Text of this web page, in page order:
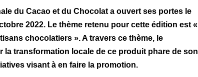
du Cacao et du Chocolat a ouvert ses portes le
2022. Le thème retenu pour cette édition est «
chocolatiers ». A travers ce thème, le
transformation locale de ce produit phare de son
visant à en faire la promotion.